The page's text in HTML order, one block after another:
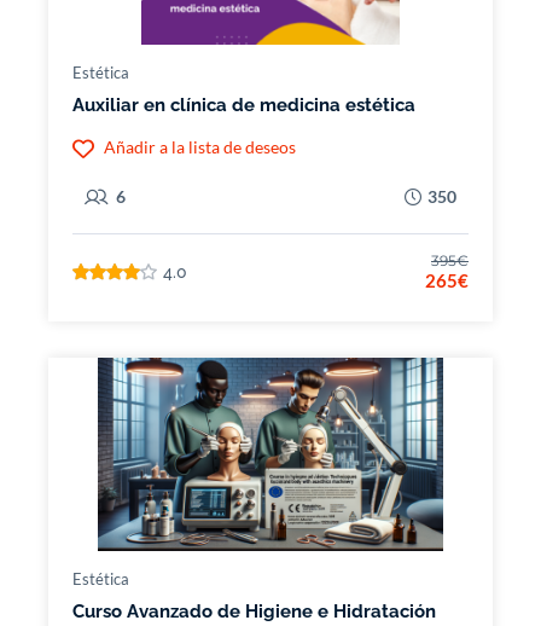
Estética
Auxiliar en clínica de medicina estética
Añadir a la lista de deseos
6 350
4.0
395€
265€
Estética
Curso Avanzado de Higiene e Hidratación